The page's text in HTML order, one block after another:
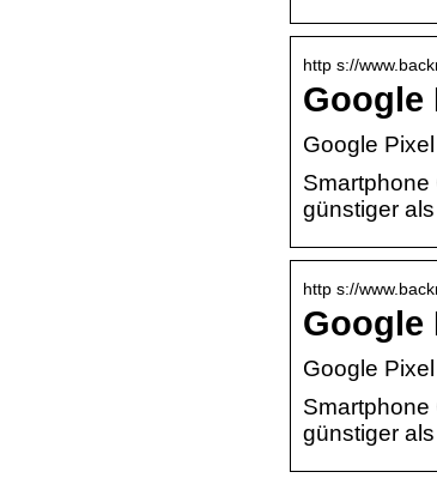
http s://
Google
Google
günstiger
http s://
Google
Google
günstiger